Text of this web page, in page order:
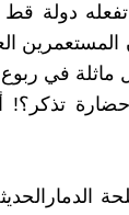
تفعله دولة
ماثلة في
حضارة